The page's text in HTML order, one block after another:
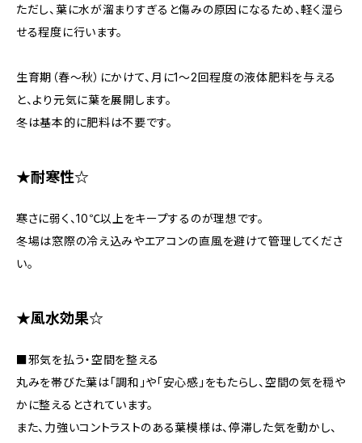
ただし、葉に水が溜まりすぎると傷みの原因になるため、軽く湿ら
せる程度に行います。
生育期（春〜秋）にかけて、月に1〜2回程度の液体肥料を与える
と、より元気に葉を展開します。
冬は基本的に肥料は不要です。
★耐寒性☆
寒さに弱く、10℃以上をキープするのが理想です。
冬場は窓際の冷え込みやエアコンの直風を避けて管理してくださ
い。
★風水効果☆
■邪気を払う・空間を整える
丸みを帯びた葉は「調和」や「安心感」をもたらし、空間の気を穏や
かに整えるとされています。
また、力強いコントラストのある葉模様は、停滞した気を動かし、